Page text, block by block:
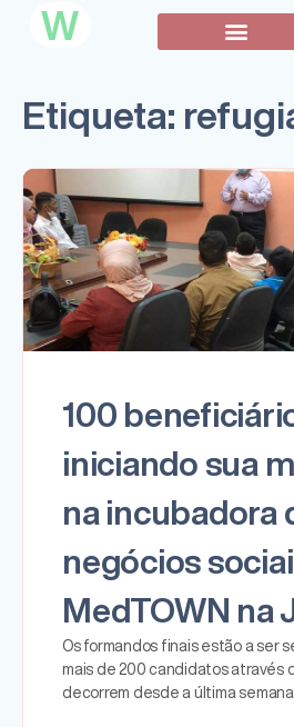
W
Etiqueta:
100
iniciando sua
na incubadora
negócios
MedTOWN na
Os formandos finais estão a ser
mais de 200 candidatos através
decorrem desde a última semana